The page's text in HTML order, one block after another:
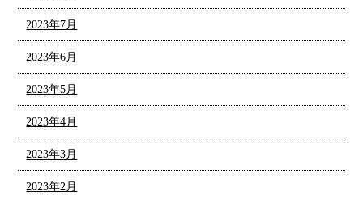
2023年7月
2023年6月
2023年5月
2023年4月
2023年3月
2023年2月